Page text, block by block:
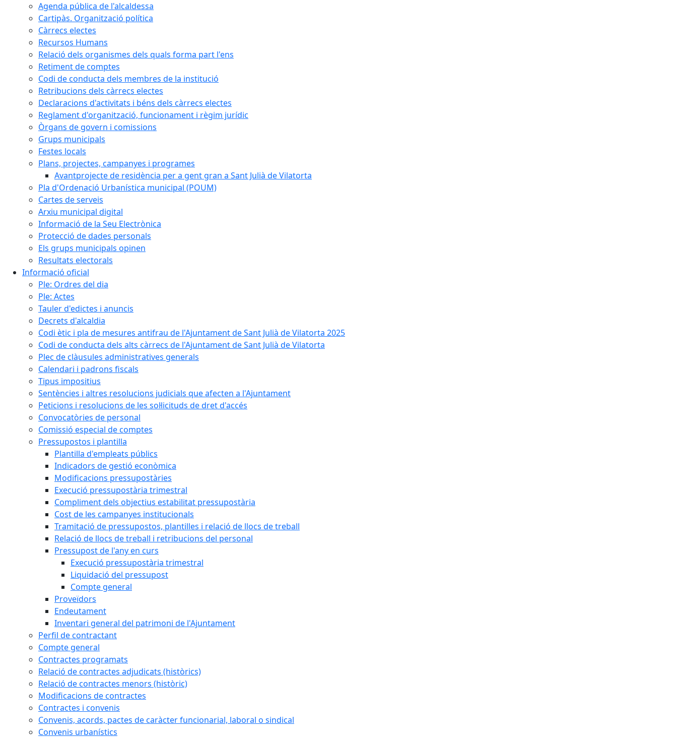
Agenda pública de l'alcaldessa
Cartipàs. Organització política
Càrrecs electes
Recursos Humans
Relació dels organismes dels quals forma part l'ens
Retiment de comptes
Codi de conducta dels membres de la institució
Retribucions dels càrrecs electes
Declaracions d'activitats i béns dels càrrecs electes
Reglament d'organització, funcionament i règim jurídic
Òrgans de govern i comissions
Grups municipals
Festes locals
Plans, projectes, campanyes i programes
Avantprojecte de residència per a gent gran a Sant Julià de Vilatorta
Pla d'Ordenació Urbanística municipal (POUM)
Cartes de serveis
Arxiu municipal digital
Informació de la Seu Electrònica
Protecció de dades personals
Els grups municipals opinen
Resultats electorals
Informació oficial
Ple: Ordres del dia
Ple: Actes
Tauler d'edictes i anuncis
Decrets d'alcaldia
Codi ètic i pla de mesures antifrau de l'Ajuntament de Sant Julià de Vilatorta 2025
Codi de conducta dels alts càrrecs de l'Ajuntament de Sant Julià de Vilatorta
Plec de clàusules administratives generals
Calendari i padrons fiscals
Tipus impositius
Sentències i altres resolucions judicials que afecten a l'Ajuntament
Peticions i resolucions de les sol·licituds de dret d'accés
Convocatòries de personal
Comissió especial de comptes
Pressupostos i plantilla
Plantilla d'empleats públics
Indicadors de gestió econòmica
Modificacions pressupostàries
Execució pressupostària trimestral
Compliment dels objectius estabilitat pressupostària
Cost de les campanyes institucionals
Tramitació de pressupostos, plantilles i relació de llocs de treball
Relació de llocs de treball i retribucions del personal
Pressupost de l'any en curs
Execució pressupostària trimestral
Liquidació del pressupost
Compte general
Proveïdors
Endeutament
Inventari general del patrimoni de l'Ajuntament
Perfil de contractant
Compte general
Contractes programats
Relació de contractes adjudicats (històrics)
Relació de contractes menors (històric)
Modificacions de contractes
Contractes i convenis
Convenis, acords, pactes de caràcter funcionarial, laboral o sindical
Convenis urbanístics